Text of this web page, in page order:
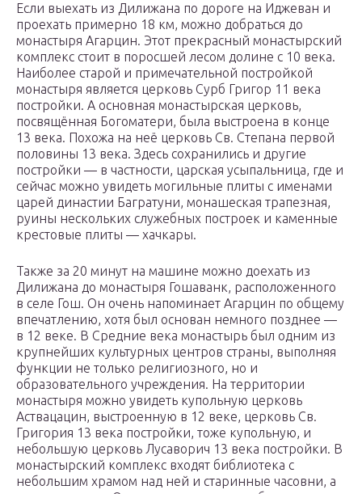
Если выехать из Дилижана по дороге на Иджеван и
проехать примерно 18 км, можно добраться до
монастыря Агарцин. Этот прекрасный монастырский
комплекс стоит в поросшей лесом долине с 10 века.
Наиболее старой и примечательной постройкой
монастыря является церковь Сурб Григор 11 века
постройки. А основная монастырская церковь,
посвящённая Богоматери, была выстроена в конце
13 века. Похожа на неё церковь Св. Степана первой
половины 13 века. Здесь сохранились и другие
постройки — в частности, царская усыпальница, где и
сейчас можно увидеть могильные плиты с именами
царей династии Багратуни, монашеская трапезная,
руины нескольких служебных построек и каменные
крестовые плиты — хачкары.
Также за 20 минут на машине можно доехать из
Дилижана до монастыря Гошаванк, расположенного
в селе Гош. Он очень напоминает Агарцин по общему
впечатлению, хотя был основан немного позднее —
в 12 веке. В Средние века монастырь был одним из
крупнейших культурных центров страны, выполняя
функции не только религиозного, но и
образовательного учреждения. На территории
монастыря можно увидеть купольную церковь
Аствацацин, выстроенную в 12 веке, церковь Св.
Григория 13 века постройки, тоже купольную, и
небольшую церковь Лусаворич 13 века постройки. В
монастырский комплекс входят библиотека с
небольшим храмом над ней и старинные часовни, а